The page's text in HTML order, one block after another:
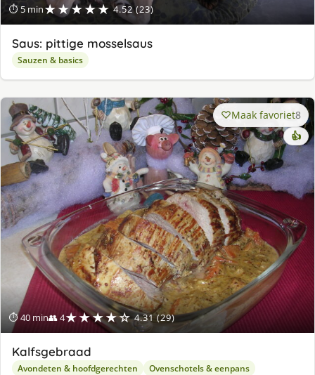
⏱ 5 min★★★★★ 4.52 (23)
Saus: pittige mosselsaus
Sauzen & basics
⏱ 40 min👥 4★★★★☆ 4.31 (29)
Maak favoriet8
👍
Kalfsgebraad
Avondeten & hoofdgerechten Ovenschotels & eenpans